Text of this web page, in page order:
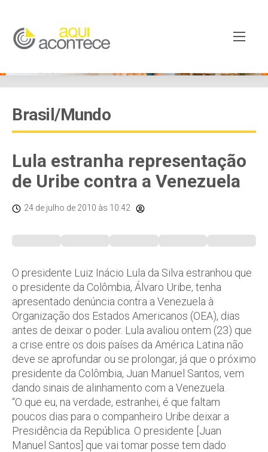
Brasil/Mundo
Lula estranha representação
de Uribe contra a Venezuela
24 de julho de 2010 às 10:42
O presidente Luiz Inácio Lula da Silva estranhou que
o presidente da Colômbia, Álvaro Uribe, tenha
apresentado denúncia contra a Venezuela à
Organização dos Estados Americanos (OEA), dias
antes de deixar o poder. Lula avaliou ontem (23) que
a crise entre os dois países da América Latina não
deve se aprofundar ou se prolongar, já que o próximo
presidente da Colômbia, Juan Manuel Santos, vem
dando sinais de alinhamento com a Venezuela.
“O que eu, na verdade, estranhei, é que faltam
poucos dias para o companheiro Uribe deixar a
Presidência da República. O presidente [Juan
Manuel Santos] que vai tomar posse tem dado